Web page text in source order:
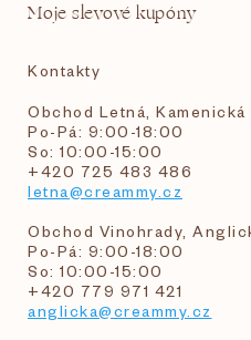
Moje slevové kupóny
Kontakty
Obchod Letná, Kamenická
Po-Pá: 9:00-18:00
So: 10:00-15:00
+420 725 483 486
letna@creammy.cz
Obchod Vinohrady,
Po-Pá: 9:00-18:00
So: 10:00-15:00
+420 779 971 421
anglicka@creammy.cz